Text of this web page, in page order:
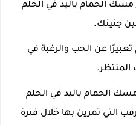
مسك الحمام باليد في الحلم
جنينك.
عن الحب والرغبة في
مسك الحمام باليد في الحلم
التي تمرين بها خلال فترة